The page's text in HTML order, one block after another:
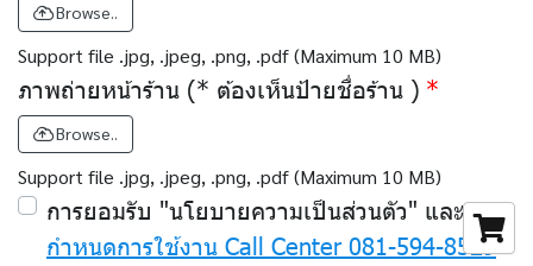
Browse..
Support file .jpg, .jpeg, .png, .pdf (Maximum 10 MB)
ภาพถ่ายหน้าร้าน (* ต้องเห็นป้ายชื่อร้าน )
Browse..
Support file .jpg, .jpeg, .png, .pdf (Maximum 10 MB)
การยอมรับ "นโยบายความเป็นส่วนตัว" และข้อ
กำหนดการใช้งาน Call Center 081-594-8529